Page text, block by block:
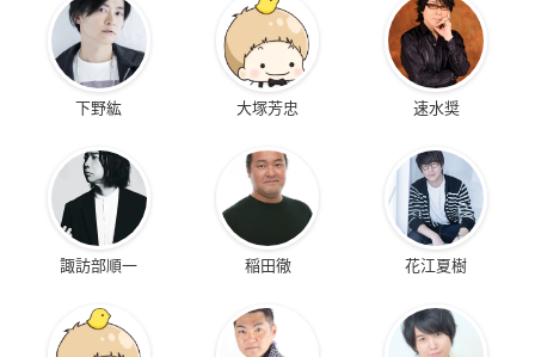
下野紘 大塚芳忠 速水奨
諏訪部順一 稲田徹 花江夏樹